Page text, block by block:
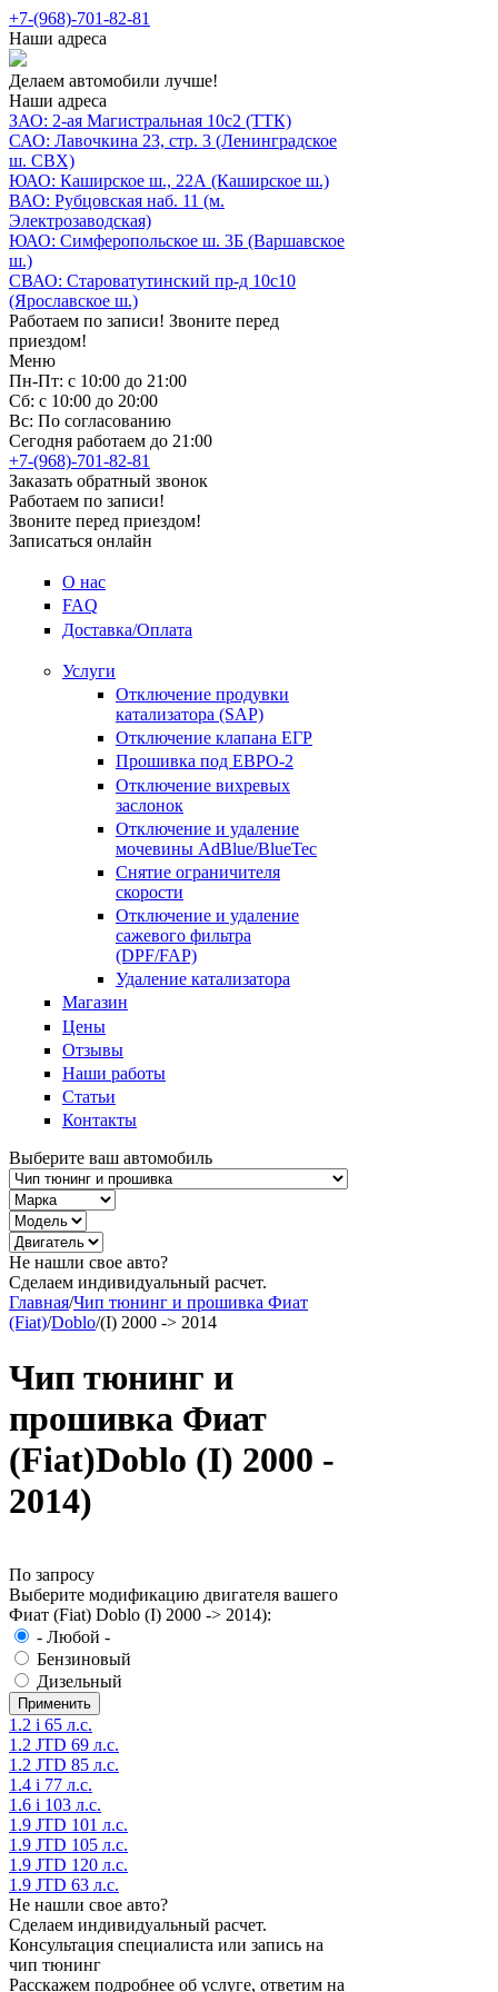
+7-(968)-701-82-81
Наши адреса
Делаем автомобили лучше!
Наши адреса
ЗАО: 2-ая Магистральная 10с2 (ТТК)
САО: Лавочкина 23, стр. 3 (Ленинградское
ш. СВХ)
ЮАО: Каширское ш., 22А (Каширское ш.)
ВАО: Рубцовская наб. 11 (м.
Электрозаводская)
ЮАО: Симферопольское ш. 3Б (Варшавское
ш.)
СВАО: Староватутинский пр-д 10с10
(Ярославское ш.)
Работаем по записи! Звоните перед
приездом!
Меню
Пн-Пт: с 10:00 до 21:00
Сб: с 10:00 до 20:00
Вс: По согласованию
Сегодня работаем до 21:00
+7-(968)-701-82-81
Заказать обратный звонок
Работаем по записи!
Звоните перед приездом!
Записаться онлайн
О нас
FAQ
Доставка/Оплата
Услуги
Отключение продувки
катализатора (SAP)
Отключение клапана ЕГР
Прошивка под ЕВРО-2
Отключение вихревых
заслонок
Отключение и удаление
мочевины AdBlue/BlueTec
Снятие ограничителя
скорости
Отключение и удаление
сажевого фильтра
(DPF/FAP)
Удаление катализатора
Магазин
Цены
Отзывы
Наши работы
Статьи
Контакты
Выберите ваш автомобиль
Не нашли свое авто?
Сделаем индивидуальный расчет.
Главная/Чип тюнинг и прошивка Фиат
(Fiat)/Doblo/(I) 2000 -> 2014
Чип тюнинг и
прошивка Фиат
(Fiat)Doblo (I) 2000 -
2014)
По запросу
Выберите модификацию двигателя вашего
Фиат (Fiat) Doblo (I) 2000 -> 2014):
- Любой -
Бензиновый
Дизельный
1.2 i 65 л.с.
1.2 JTD 69 л.с.
1.2 JTD 85 л.с.
1.4 i 77 л.с.
1.6 i 103 л.с.
1.9 JTD 101 л.с.
1.9 JTD 105 л.с.
1.9 JTD 120 л.с.
1.9 JTD 63 л.с.
Не нашли свое авто?
Сделаем индивидуальный расчет.
Консультация специалиста или запись на
чип тюнинг
Расскажем подробнее об услуге, ответим на